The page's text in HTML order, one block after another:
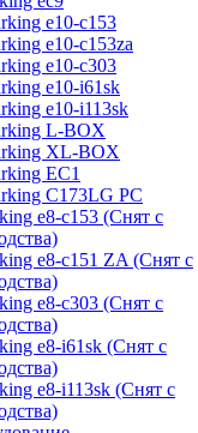
e10-c153
e10-c153za
e10-c303
e10-i61sk
e10-i113sk
L-BOX
XL-BOX
EC1
C173LG PC
e8-c153 (Снят с
e8-c151 ZA (Снят с
e8-c303 (Снят с
e8-i61sk (Снят с
e8-i113sk (Снят с